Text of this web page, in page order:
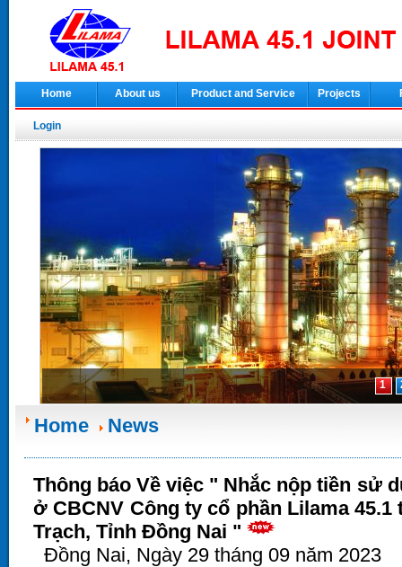
Home About us Product and Service Projects
Login
1
Home News
Thông báo Về việc " Nhắc nộp tiền sử
ở CBCNV Công ty cổ phần Lilama
Trạch, Tỉnh Đồng Nai "
Đồng Nai, Ngày 29 tháng 09 năm 2023